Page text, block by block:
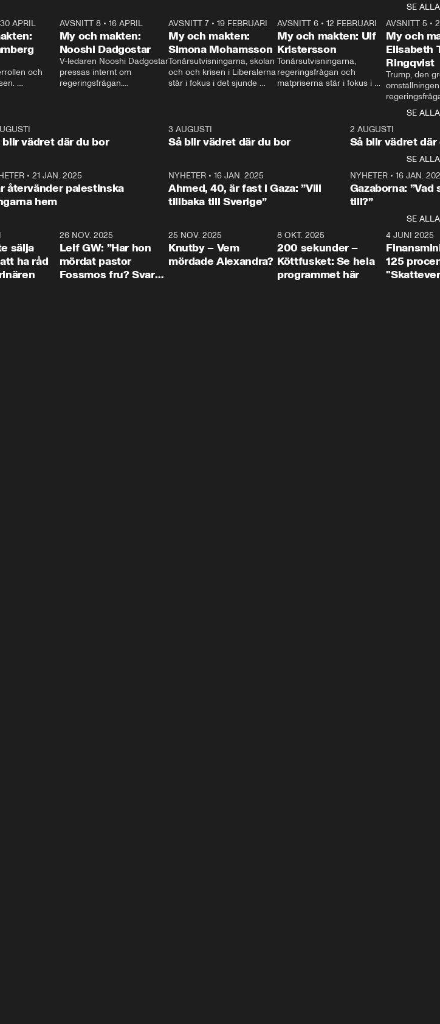
SE ALLA
30 APRIL
och
AVSNITT 8• 16 APRIL
My och makten:
Nooshi Dadgostar
V-ledaren Nooshi Dadgostar
pressas internt om
regeringsfrågan.
– Vi ställer upp i val. Ska vi
vara med så sitter vi förstås
24:30
AVSNITT 7• 19 FEBRUARI
My och makten:
Simona Mohamsson
Tonårsutvisningarna, skolan
och och krisen i Liberalerna
står i fokus i det sjunde
kommentator My
Rohwedder ställer
utbildnings- och
Mohamsson till svars.
27:30
AVSNITT 6 •12 FEBRUARI
My och makten: Ulf
Kristersson
Tonårsutvisningarna,
regeringsfrågan och
matpriserna står i fokus i
Rohwedder ställer
statsminister Ulf Kristersson
AVSNITT 5 •
My och
Elisabeth
Ringqvist
Trump, den
centrum i
avsnittet av
Makten”. Se
Aftonbladets
Rohwedder
Thand Ring
SE ALLA
blir vädret där du bor
3 AUGUSTI
Så blir vädret där du bor
2 AUGUSTI
Så blir vädret där
SE ALLA
•21 JAN. 2025
återvänder palestinska
hem
NYHETER• 16 JAN. 2025
Ahmed, 40, är fast i Gaza: ”Vill
tillbaka till Sverige”
NYHETER• 16 JAN.
Gazaborna:
till?”
SE ALLA
sälja
ha råd
26 NOV. 2025
Leif GW: ”Har hon
mördat pastor
Fossmos fru? Svar
31:05
25 NOV. 2025
Knutby – Vem
mördade Alexandra?
4:29
8 OKT. 2025
200 sekunder –
Köttfusket: Se hela
programmet här
4 JUNI 2025
125